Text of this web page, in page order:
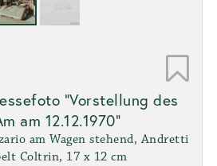
"Vorstellung des
am 12.12.1970"
am Wagen stehend, Andretti
Coltrin, 17 x 12 cm